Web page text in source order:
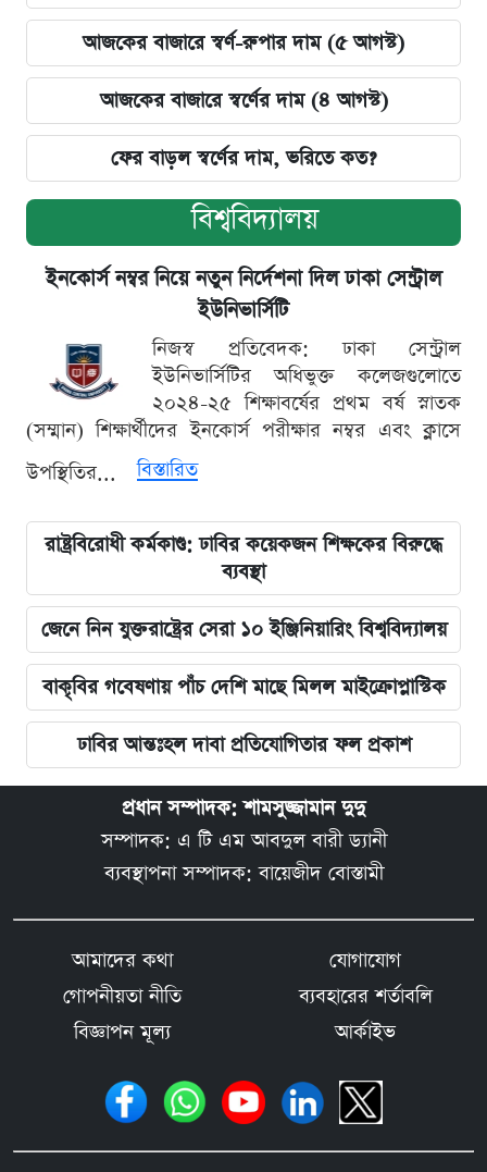
আজকের বাজারে স্বর্ণ-রুপার দাম (৫ আগস্ট)
আজকের বাজারে স্বর্ণের দাম (৪ আগস্ট)
ফের বাড়ল স্বর্ণের দাম, ভরিতে কত?
বিশ্ববিদ্যালয়
ইনকোর্স নম্বর নিয়ে নতুন নির্দেশনা দিল ঢাকা সেন্ট্রাল
ইউনিভার্সিটি
নিজস্ব প্রতিবেদক: ঢাকা সেন্ট্রাল
ইউনিভার্সিটির অধিভুক্ত কলেজগুলোতে
২০২৪-২৫ শিক্ষাবর্ষের প্রথম বর্ষ স্নাতক
(সম্মান) শিক্ষার্থীদের ইনকোর্স পরীক্ষার নম্বর এবং ক্লাসে
উপস্থিতির...
বিস্তারিত
রাষ্ট্রবিরোধী কর্মকাণ্ড: ঢাবির কয়েকজন শিক্ষকের বিরুদ্ধে
ব্যবস্থা
জেনে নিন যুক্তরাষ্ট্রের সেরা ১০ ইঞ্জিনিয়ারিং বিশ্ববিদ্যালয়
বাকৃবির গবেষণায় পাঁচ দেশি মাছে মিলল মাইক্রোপ্লাস্টিক
ঢাবির আন্তঃহল দাবা প্রতিযোগিতার ফল প্রকাশ
প্রধান সম্পাদক: শামসুজ্জামান দুদু
সম্পাদক: এ টি এম আবদুল বারী ড্যানী
ব্যবস্থাপনা সম্পাদক: বায়েজীদ বোস্তামী
আমাদের কথা
যোগাযোগ
গোপনীয়তা নীতি
ব্যবহারের শর্তাবলি
বিজ্ঞাপন মূল্য
আর্কাইভ